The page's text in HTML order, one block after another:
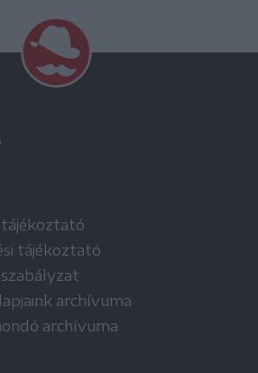
tájékoztató
archívuma
archívuma